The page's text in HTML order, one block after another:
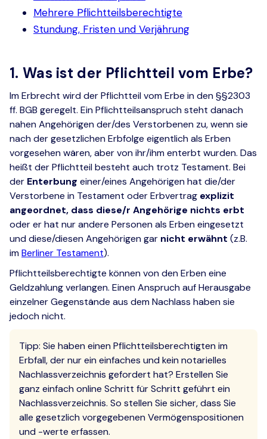
Mehrere Pflichtteilsberechtigte
Stundung, Fristen und Verjährung
1. Was ist der Pflichtteil vom Erbe?
Im Erbrecht wird der Pflichtteil vom Erbe in den §§2303
ff. BGB geregelt. Ein Pflichtteilsanspruch steht danach
nahen Angehörigen der/des Verstorbenen zu, wenn sie
nach der gesetzlichen Erbfolge eigentlich als Erben
vorgesehen wären, aber von ihr/ihm enterbt wurden. Das
heißt der Pflichtteil besteht auch trotz Testament. Bei
der Enterbung einer/eines Angehörigen hat die/der
Verstorbene in Testament oder Erbvertrag explizit
angeordnet, dass diese/r Angehörige nichts erbt
oder er hat nur andere Personen als Erben eingesetzt
und diese/diesen Angehörigen gar nicht erwähnt (z.B.
imBerliner Testament).
Pflichtteilsberechtigte können von den Erben eine
Geldzahlung verlangen. Einen Anspruch auf Herausgabe
einzelner Gegenstände aus dem Nachlass haben sie
jedoch nicht.
Tipp: Sie haben einen Pflichtteilsberechtigten im
Erbfall, der nur ein einfaches und kein notarielles
Nachlassverzeichnis gefordert hat? Erstellen Sie
ganz einfach online Schritt für Schritt geführt ein
Nachlassverzeichnis. So stellen Sie sicher, dass Sie
alle gesetzlich vorgegebenen Vermögenspositionen
und -werte erfassen.